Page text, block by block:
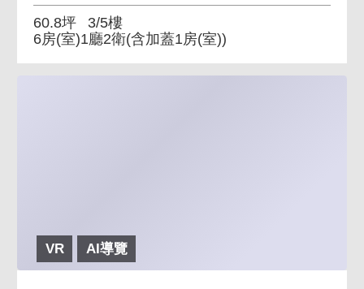
60.8坪
3/5樓
6房(室)1廳2衛(含加蓋1房(室))
VR AI導覽